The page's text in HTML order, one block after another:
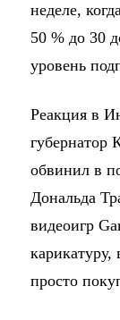
неделе,
50 % до 30
уровень
Реакция в
обвинил в
Дональда
видеоигр
карикатуру,
просто